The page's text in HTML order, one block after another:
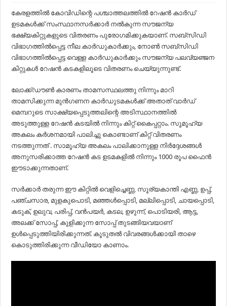
കേരളത്തിൽ കോവിഡിന്റെ പശ്ചാത്തലത്തില്‍ റേഷന്‍ കാര്‍ഡ്
ഉടമകള്‍ക്ക് സംസ്ഥാനസര്‍ക്കാര്‍ നല്‍കുന്ന സൗജന്യ
ഭക്ഷ്യകിറ്റുകളുടെ വിതരണം പുരോഗമിക്കുകയാണ്. സബ്‌സിഡി
വിഭാഗത്തില്‍പ്പെട്ട നീല കാര്‍ഡുകാര്‍ക്കും, നോണ്‍ സബ്‌സിഡി
വിഭാഗത്തിൽപ്പെട്ട വെള്ള കാർഡുകാർക്കും സൗജന്യ പലവ്യഞ്ജന
കിറ്റുകള്‍ റേഷന്‍ കടകളിലൂടെ വിതരണം ചെയ്യുന്നുണ്ട്.
ലോക്ക്ഡൗൺ കാരണം താമസസ്ഥലത്തു നിന്നും മാറി
താമസിക്കുന്ന മുൻഗണന കാർഡുടമകൾക്ക് അതാത് വാർഡ്‌
മെമ്പറുടെ സാക്ഷ്യപ്പെടുത്തലിന്റെ അടിസ്ഥാനത്തിൽ
അടുത്തുള്ള റേഷൻ കടയിൽ നിന്നും കിറ്റ് കൈപ്പറ്റാം. സൂമൂഹ്യ
അകലം കർശനമായി പാലിച്ചു കൊണ്ടാണ് കിറ്റ് വിതരണം
നടത്തുന്നത് . സാമൂഹ്യ അകലം പാലിക്കാനുള്ള നിർദ്ദേശങ്ങൾ
അനുസരിക്കാത്ത റേഷൻ കട ഉടമകളിൽ നിന്നും 1000 രൂപ ഫൈൻ
ഈടാക്കുന്നതാണ്.
സർക്കാർ തരുന്ന ഈ കിറ്റിൽ വെളിച്ചെണ്ണ, സൂര്യകാന്തി എണ്ണ, ഉപ്പ്,
പഞ്ചസാര, മുളകുപൊടി, മഞ്ഞൾപ്പൊടി, മല്ലിപ്പൊടി, ചായപ്പൊടി,
കടുക്, ഉലുവ, പരിപ്പ്, വൻപയർ, കടല, ഉഴുന്ന്, പൊടിയരി, ആട്ട,
അലക്ക് സോപ്പ്, കുളിക്കുന്ന സോപ്പ് തുടങ്ങിയവയാണ്
ഉൾപ്പെടുത്തിയിരിക്കുന്നത്. കൂടുതൽ വിവരങ്ങൾക്കായി താഴെ
കൊടുത്തിരിക്കുന്ന വീഡിയോ കാണാം.